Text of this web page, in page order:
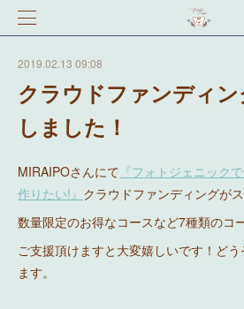
2019.02.13 09:08
クラウドファンディ
しました！
MIRAIPOさんにて 『フォトジェニック
作りたい!』 クラウドファンディングが
数量限定のお得なコースなど7種類のコ
ご支援頂けますと大変嬉しいです！ど
ます。